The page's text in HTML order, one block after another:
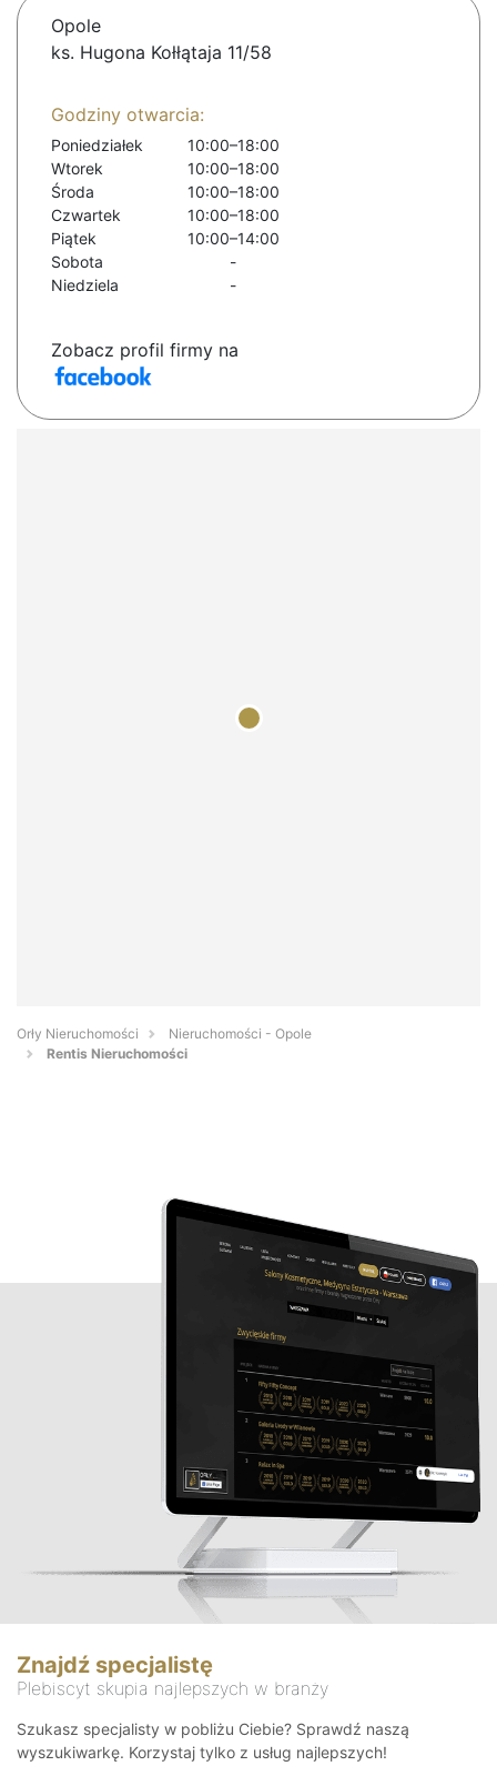
Opole
ks. Hugona Kołłątaja 11/58
Godziny otwarcia:
Poniedziałek
10:00–18:00
Wtorek
10:00–18:00
Środa
10:00–18:00
Czwartek
10:00–18:00
Piątek
10:00–14:00
Sobota
-
Niedziela
-
Zobacz profil firmy na
Orły Nieruchomości
Nieruchomości - Opole
Rentis Nieruchomości
Znajdź specjalistę
Plebiscyt skupia najlepszych w branży
Szukasz specjalisty w pobliżu Ciebie? Sprawdź naszą
wyszukiwarkę. Korzystaj tylko z usług najlepszych!